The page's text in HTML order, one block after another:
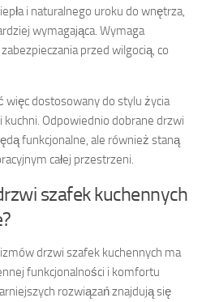
i naturalnego uroku do wnętrza,
wymagająca. Wymaga
przed wilgocią, co
więc dostosowany do stylu życia
Odpowiednio dobrane drzwi
funkcjonalne, ale również staną
całej przestrzeni.
szafek kuchennych
drzwi szafek kuchennych ma
funkcjonalności i komfortu
rozwiązań znajdują się